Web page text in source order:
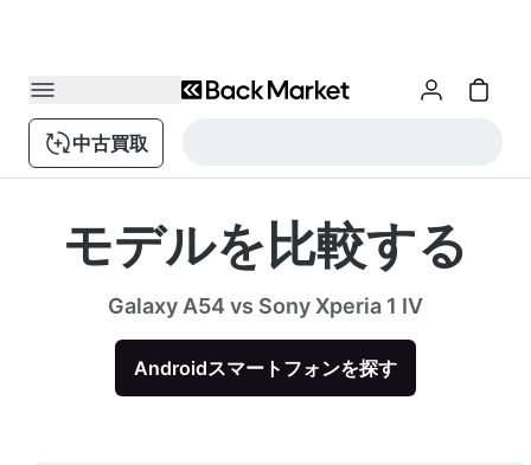
中古買取
モデルを比較する
Galaxy A54 vs Sony Xperia 1 IV
Androidスマートフォンを探す